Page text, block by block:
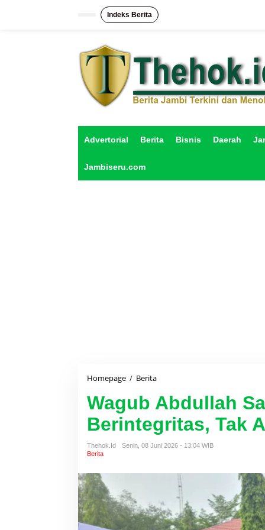
Indeks Berita
Advertorial Berita Bisnis Daerah
Jambiseru.com
Homepage / Berita
g
u
b
A
b
l
h
S
a
Wagub Abdullah
Berintegritas, Tak
Thehok.id
Senin, 08 Juni 2026 - 13:04 WIB
Berita